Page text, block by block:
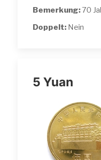
Bemerkung:70
Doppelt: Nein
5 Yuan